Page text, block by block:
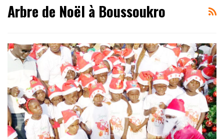
Arbre de Noël à Boussoukro